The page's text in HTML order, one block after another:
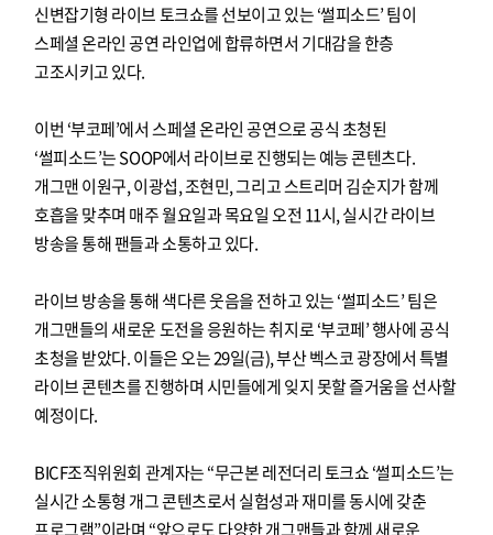
신변잡기형 라이브 토크쇼를 선보이고 있는 ‘썰피소드’ 팀이
스페셜 온라인 공연 라인업에 합류하면서 기대감을 한층
고조시키고 있다.
이번 ‘부코페’에서 스페셜 온라인 공연으로 공식 초청된
‘썰피소드’는 SOOP에서 라이브로 진행되는 예능 콘텐츠다.
개그맨 이원구, 이광섭, 조현민, 그리고 스트리머 김순지가 함께
호흡을 맞추며 매주 월요일과 목요일 오전 11시, 실시간 라이브
방송을 통해 팬들과 소통하고 있다.
라이브 방송을 통해 색다른 웃음을 전하고 있는 ‘썰피소드’ 팀은
개그맨들의 새로운 도전을 응원하는 취지로 ‘부코페’ 행사에 공식
초청을 받았다. 이들은 오는 29일(금), 부산 벡스코 광장에서 특별
라이브 콘텐츠를 진행하며 시민들에게 잊지 못할 즐거움을 선사할
예정이다.
BICF조직위원회 관계자는 “무근본 레전더리 토크쇼 ‘썰피소드’는
실시간 소통형 개그 콘텐츠로서 실험성과 재미를 동시에 갖춘
프로그램”이라며 “앞으로도 다양한 개그맨들과 함께 새로운